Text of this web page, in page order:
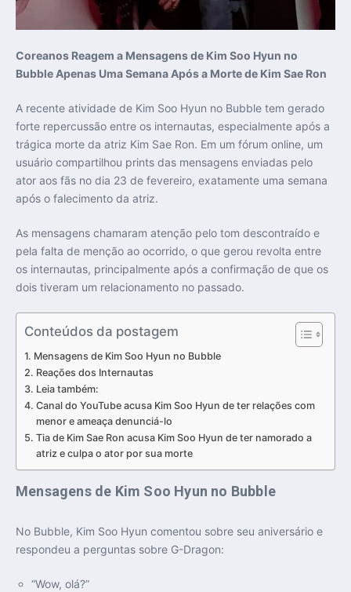
Coreanos Reagem a Mensagens de Kim Soo Hyun no
Bubble Apenas Uma Semana Após a Morte de Kim Sae Ron
A recente atividade de Kim Soo Hyun no Bubble tem gerado
forte repercussão entre os internautas, especialmente após a
trágica morte da atriz Kim Sae Ron. Em um fórum online, um
usuário compartilhou prints das mensagens enviadas pelo
ator aos fãs no dia 23 de fevereiro, exatamente uma semana
após o falecimento da atriz.
As mensagens chamaram atenção pelo tom descontraído e
pela falta de menção ao ocorrido, o que gerou revolta entre
os internautas, principalmente após a confirmação de que os
dois tiveram um relacionamento no passado.
Conteúdos da postagem
Mensagens de Kim Soo Hyun no Bubble
Reações dos Internautas
Leia também:
Canal do YouTube acusa Kim Soo Hyun de ter relações com
menor e ameaça denunciá-lo
Tia de Kim Sae Ron acusa Kim Soo Hyun de ter namorado a
atriz e culpa o ator por sua morte
Mensagens de Kim Soo Hyun no Bubble
No Bubble, Kim Soo Hyun comentou sobre seu aniversário e
respondeu a perguntas sobre G-Dragon:
“Wow, olá?”